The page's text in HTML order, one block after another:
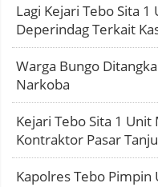
Lagi Kejari Tebo Sita
Deperindag Terkait
Warga Bungo
Narkoba
Kejari Tebo Sita 1
Kontraktor Pasar
Kapolres Tebo Pimpin